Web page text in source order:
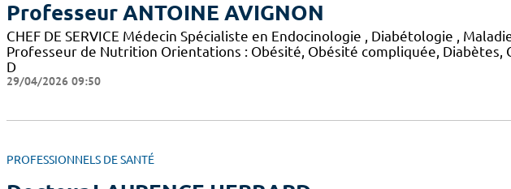
Professeur ANTOINE AVIGNON
CHEF DE SERVICE Médecin Spécialiste en Endocinologie , Diabétologie ,
Professeur de Nutrition Orientations : Obésité, Obésité compliquée, Diabètes,
D
29/04/2026 09:50
PROFESSIONNELS DE SANTÉ